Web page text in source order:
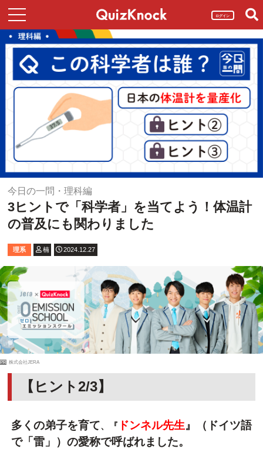
ログイン
今日の一問・理科編
3ヒントで「科学者」を当てよう！体温計
の普及にも関わりました
理系 楠 2024.12.27
PR 株式会社JERA
【ヒント2/3】
多くの弟子を育て、『 ドンネル先生』
（ドイツ語
で「雷」）の愛称で呼ばれました。